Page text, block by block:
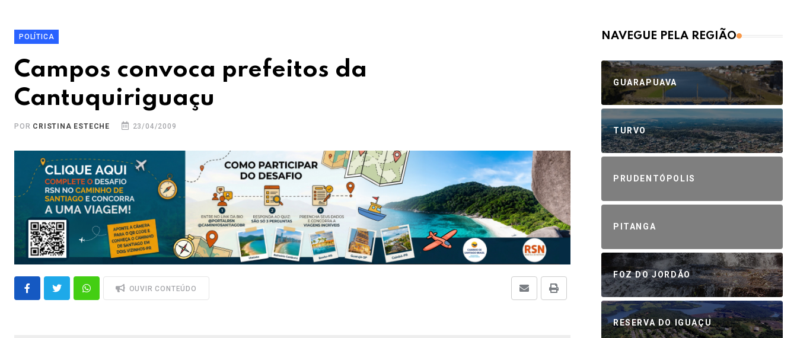
POLÍTICA
Campos convoca prefeitos da
Cantuquiriguaçu
POR CRISTINA ESTECHE 23/04/2009
OUVIR CONTEÚDO
NAVEGUE PELA REGIÃO
GUARAPUAVA
TURVO
PRUDENTÓPOLIS
PITANGA
FOZ DO JORDÃO
RESERVA DO IGUAÇU